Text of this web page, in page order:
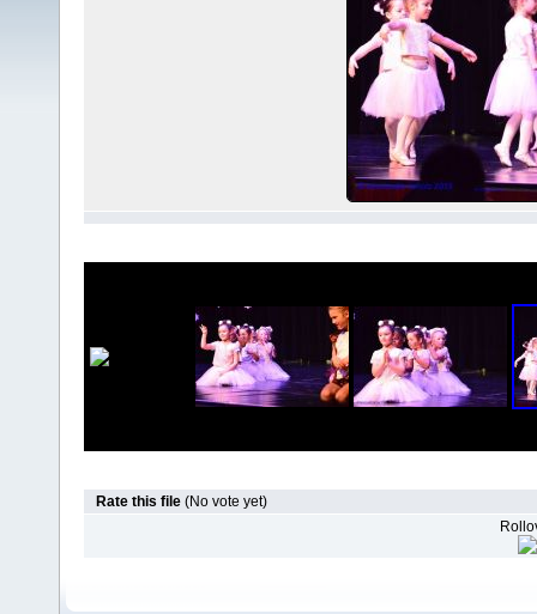
Rate this file (No vote yet)